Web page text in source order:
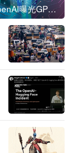
刚刚，OpenAI曝光GPT-6！传10万亿参数，8月强行发布